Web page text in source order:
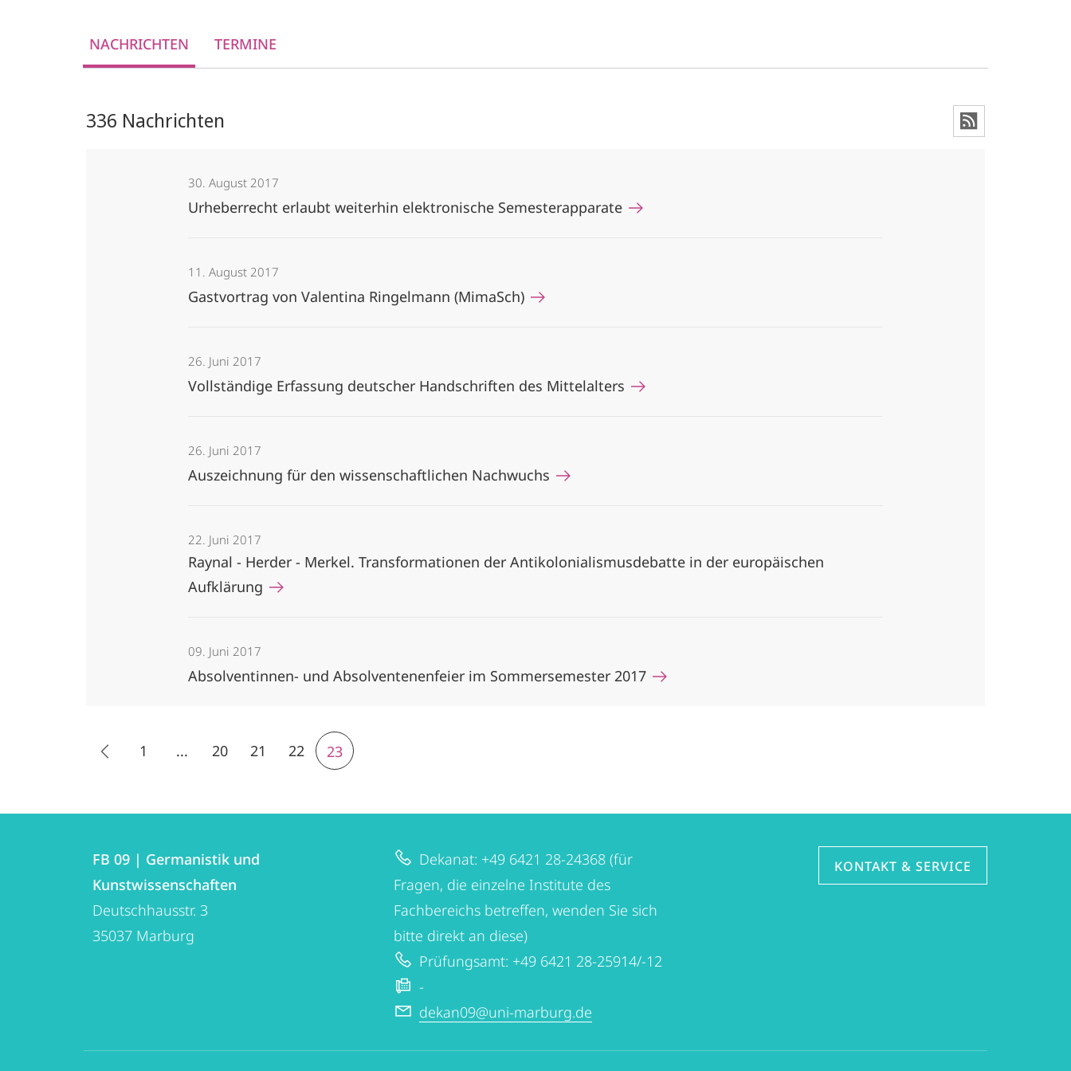
NACHRICHTEN TERMINE
336 Nachrichten
30. August 2017
Urheberrecht erlaubt weiterhin elektronische Semesterapparate
11. August 2017
Gastvortrag von Valentina Ringelmann (MimaSch)
26. Juni 2017
Vollständige Erfassung deutscher Handschriften des Mittelalters
26. Juni 2017
Auszeichnung für den wissenschaftlichen Nachwuchs
22. Juni 2017
Raynal - Herder - Merkel. Transformationen der Antikolonialismusdebatte in der europäischen
Aufklärung
09. Juni 2017
Absolventinnen- und Absolventenenfeier im Sommersemester 2017
1 ... 20 21 22 23
Informationen
Kontaktinformationen
FB
09
|
Germanistik
FB 09 | Germanistik und
Kunstwissenschaften
Deutschhausstr. 3
35037 Marburg
Dekanat: +49 6421 28-24368 (für
Fragen, die einzelne Institute des
Fachbereichs betreffen, wenden Sie sich
bitte direkt an diese)
Prüfungsamt: +49 6421 28-25914/-12
-
dekan09@uni-marburg.de
KONTAKT & SERVICE